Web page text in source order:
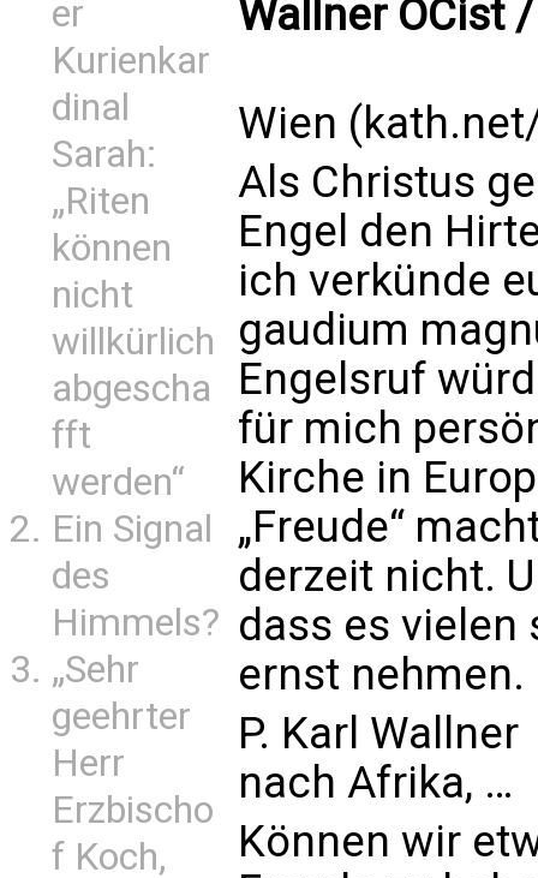
er
Kurienkar
dinal
Sarah:
„Riten
können
nicht
willkürlich
abgescha
fft
werden“
Ein Signal
des
Himmels?
„Sehr
geehrter
Herr
Erzbischo
f Koch,
Wallner OCist
Wien
Als Christus
Engel den
ich verkünde
gau­dium
Engelsruf
für mich
Kirche in
„Freude“
derzeit nicht.
dass es vielen
ernst nehmen.
P. Karl
nach Afrika, …
Können wir